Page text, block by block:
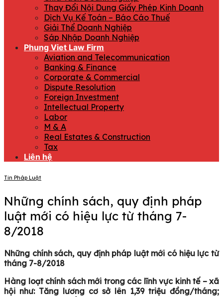
Thay Đổi Nội Dung Giấy Phép Kinh Doanh
Dịch Vụ Kế Toán – Báo Cáo Thuế
Giải Thể Doanh Nghiệp
Sáp Nhập Doanh Nghiệp
Phung Viet Law Firm
Aviation and Telecommunication
Banking & Finance
Corporate & Commercial
Dispute Resolution
Foreign Investment
Intellectual Property
Labor
M & A
Real Estates & Construction
Tax
Liên hệ
Tin Pháp Luật
Những chính sách, quy định pháp
luật mới có hiệu lực từ tháng 7-
8/2018
Những chính sách, quy định pháp luật mới có hiệu lực từ
tháng 7-8/2018
Hàng loạt chính sách mới trong các lĩnh vực kinh tế – xã
hội như: Tăng lương cơ sở lên 1,39 triệu đồng/tháng;